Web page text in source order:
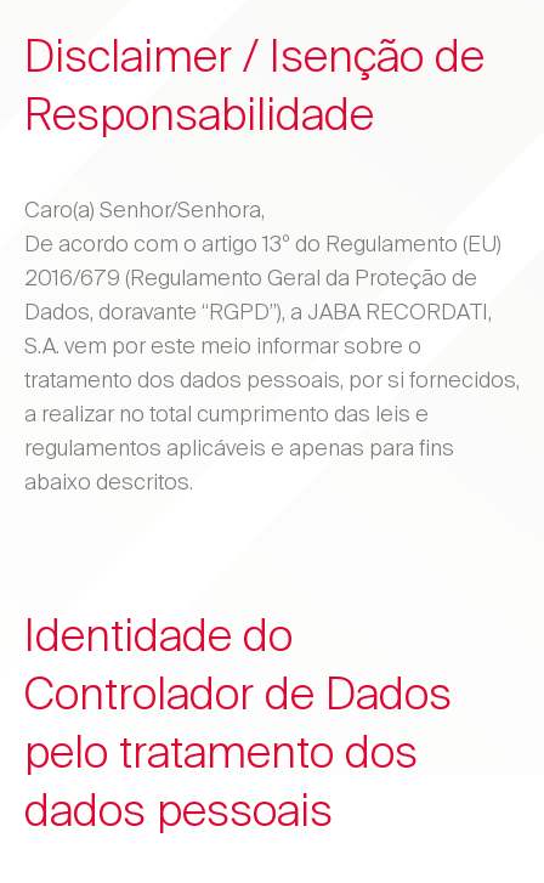
Disclaimer / Isenção de
Responsabilidade
Caro(a) Senhor/Senhora,
De acordo com o artigo 13º do Regulamento (EU)
2016/679 (Regulamento Geral da Proteção de
Dados, doravante “RGPD”), a JABA RECORDATI,
S.A. vem por este meio informar sobre o
tratamento dos dados pessoais, por si fornecidos,
a realizar no total cumprimento das leis e
regulamentos aplicáveis e apenas para fins
abaixo descritos.
Identidade do
Controlador de Dados
pelo tratamento dos
dados pessoais